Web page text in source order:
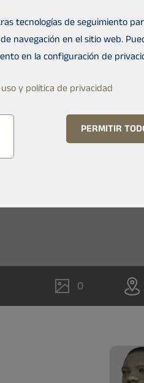
0
tecnologías de seguimiento
navegación en el sitio web.
en la configuración de
y política de privacidad
PERMITIR